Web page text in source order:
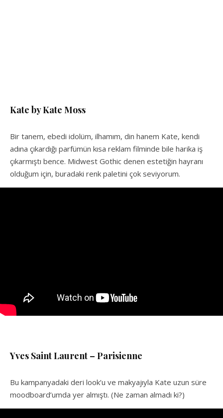
Kate by Kate Moss
Bir tanem, ebedi idolüm, ilhamım, din hanem Kate, kendi
adına çıkardığı parfümün kısa reklam filminde bile harika iş
çıkarmıştı bence. Midwest Gothic denen estetiğin hayranı
olduğum için, buradaki renk paletini çok seviyorum.
Yves Saint Laurent – Parisienne
Bu kampanyadaki deri look’u ve makyajıyla Kate uzun süre
moodboard’umda yer almıştı. (Ne zaman almadı ki?)